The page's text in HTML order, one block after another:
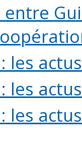
: les
: les
: les